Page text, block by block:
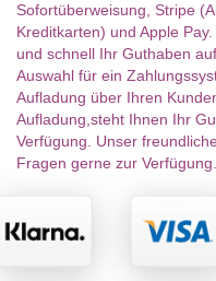
Sofortüberweisung, Stripe
Kreditkarten) und Apple
und schnell Ihr Guthaben
Auswahl für ein
Aufladung über Ihren
Aufladung,steht Ihnen Ihr
Verfügung. Unser
Fragen gerne zur Verfügung.